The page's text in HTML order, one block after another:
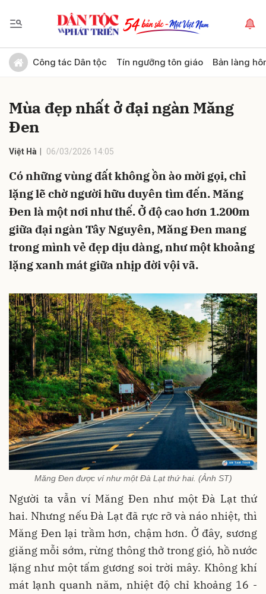
Công tác Dân tộc Tín ngưỡng tôn giáo Bản làng
Mùa đẹp nhất ở đại ngàn Măng
Đen
Việt Hà 06/03/2026 14:05
Có những vùng đất không ồn ào mời gọi, chỉ
lặng lẽ chờ người hữu duyên tìm đến. Măng
Đen là một nơi như thế. Ở độ cao hơn 1.200m
giữa đại ngàn Tây Nguyên, Măng Đen mang
trong mình vẻ đẹp dịu dàng, như một khoảng
lặng xanh mát giữa nhịp đời vội vã.
Măng Đen được ví như một Đà Lạt thứ hai. (Ảnh ST)
Người ta vẫn ví Măng Đen như một Đà Lạt thứ
hai. Nhưng nếu Đà Lạt đã rực rỡ và náo nhiệt, thì
Măng Đen lại trầm hơn, chậm hơn. Ở đây, sương
giăng mỗi sớm, rừng thông thở trong gió, hồ nước
lặng như một tấm gương soi trời mây. Không khí
mát lạnh quanh năm, nhiệt độ chỉ khoảng 16 -
Gửi bình luận
Hủy Gửi